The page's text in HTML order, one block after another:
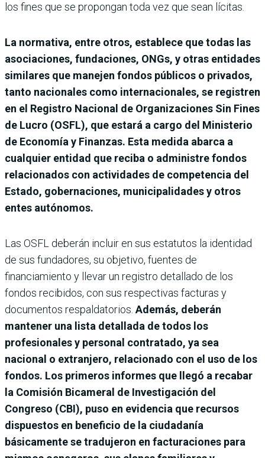
los fines que se propongan toda vez que sean lícitas.
La normativa, entre otros, establece que todas las
asociaciones, fundaciones, ONGs, y otras entidades
similares que manejen fondos públicos o privados,
tanto nacionales como internacionales, se registren
en el Registro Nacional de Organizaciones Sin Fines
de Lucro (OSFL), que estará a cargo del Ministerio
de Economía y Finanzas. Esta medida abarca a
cualquier entidad que reciba o administre fondos
relacionados con actividades de competencia del
Estado, gobernaciones, municipalidades y otros
entes autónomos.
Las OSFL deberán incluir en sus estatutos la identidad
de sus fundadores, su objetivo, fuentes de
financiamiento y llevar un registro detallado de los
fondos recibidos, con sus respectivas facturas y
documentos respaldatorios. Además, deberán
mantener una lista detallada de todos los
profesionales y personal contratado, ya sea
nacional o extranjero, relacionado con el uso de los
fondos. Los primeros informes que llegó a recabar
la Comisión Bicameral de Investigación del
Congreso (CBI), puso en evidencia que recursos
dispuestos en beneficio de la ciudadanía
básicamente se tradujeron en facturaciones para